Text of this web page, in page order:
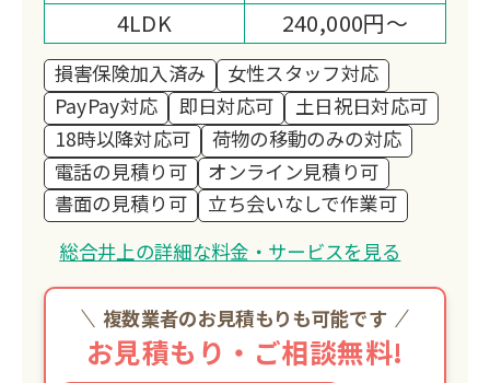
4LDK
240,000円～
損害保険加入済み
女性スタッフ対応
PayPay対応
即日対応可
土日祝日対応可
18時以降対応可
荷物の移動のみの対応
電話の見積り可
オンライン見積り可
書面の見積り可
立ち会いなしで作業可
総合井上の詳細な料金・サービスを見る
複数業者のお見積もりも可能です
お見積もり・ご相談無料!